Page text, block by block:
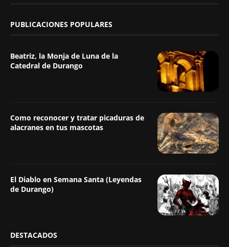
PUBLICACIONES POPULARES
Beatriz, la Monja de Luna de la
Catedral de Durango
Como reconocer y tratar picaduras de
alacranes en tus mascotas
El Diablo en Semana Santa (Leyendas
de Durango)
DESTACADOS